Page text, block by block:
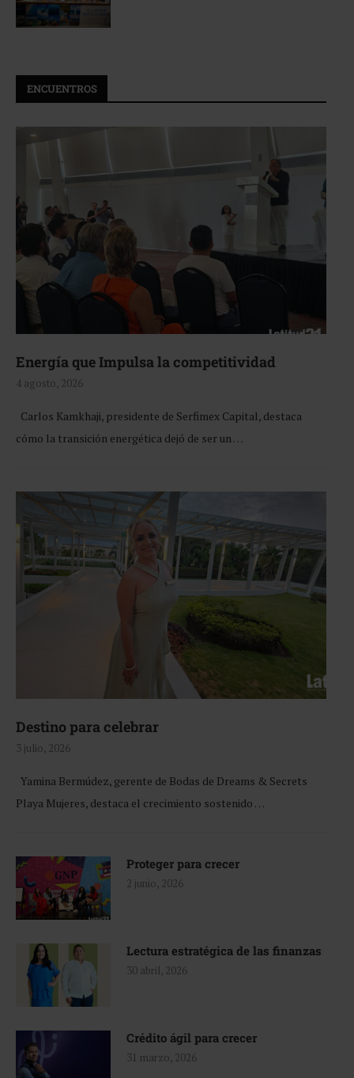
ENCUENTROS
Energía que Impulsa la competitividad
4 agosto, 2026
Carlos Kamkhaji, presidente de Serfimex Capital, destaca
cómo la transición energética dejó de ser un …
Destino para celebrar
3 julio, 2026
Yamina Bermúdez, gerente de Bodas de Dreams & Secrets
Playa Mujeres, destaca el crecimiento sostenido …
Proteger para crecer
2 junio, 2026
Lectura estratégica de las finanzas
30 abril, 2026
Crédito ágil para crecer
31 marzo, 2026